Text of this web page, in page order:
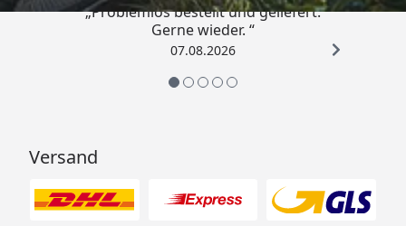
„Problemlos bestellt und geliefert.
Gerne wieder. “
07.08.2026
Versand